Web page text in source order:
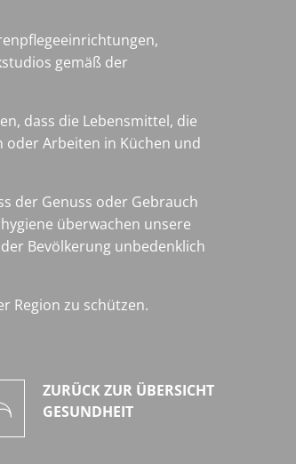
gemäß der
dass die Lebensmittel, die
Arbeiten in Küchen und
der Genuss oder Gebrauch
überwachen unsere
Bevölkerung unbedenklich
Region zu schützen.
ZURÜCK ZUR ÜBERSICHT
GESUNDHEIT